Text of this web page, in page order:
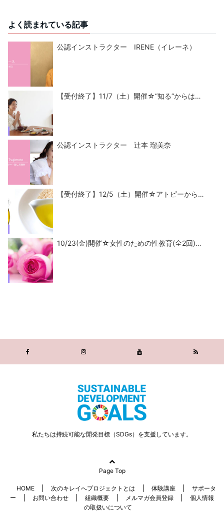
よく読まれている記事
公認インストラクター IRENE（イレーネ）
【受付終了】11/7（土）開催☆“知る“からは…
公認インストラクター 辻本 瑠美奈
【受付終了】12/5（土）開催☆アトピーから…
10/23(金)開催☆女性のための性教育(全2回)…
私たちは持続可能な開発目標（SDGs）を支援しています。
Page Top
HOME 次のキレイへプロジェクトとは 体験講座
サポータ
ー
お問い合わせ 組織概要 メルマガ会員登録
個人情報
の取扱いについて